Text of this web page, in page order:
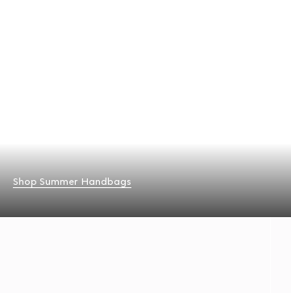
Shop Summer Handbags